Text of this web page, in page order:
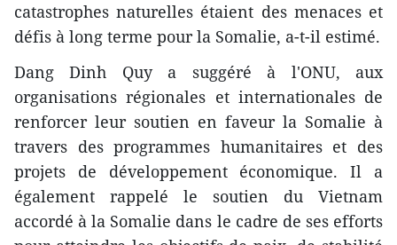
catastrophes naturelles étaient des menaces et
défis à long terme pour la Somalie, a-t-il estimé.
Dang Dinh Quy a suggéré à l'ONU, aux
organisations régionales et internationales de
renforcer leur soutien en faveur la Somalie à
travers des programmes humanitaires et des
projets de développement économique. Il a
également rappelé le soutien du Vietnam
accordé à la Somalie dans le cadre de ses efforts